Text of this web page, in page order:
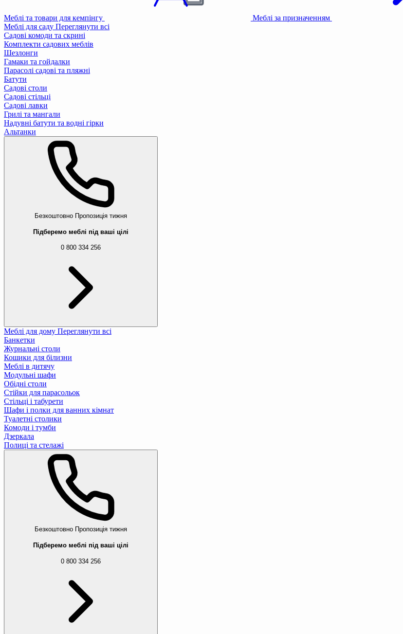
Меблі та товари для кемпінгу
Меблі за призначенням
Меблі для саду Переглянути всі
Садові комоди та скрині
Комплекти садових меблів
Шезлонги
Гамаки та гойдалки
Парасолі садові та пляжні
Батути
Садові столи
Садові стільці
Садові лавки
Грилі та мангали
Надувні батути та водні гірки
Альтанки
Безкоштовно Пропозиція тижня
Підберемо меблі під ваші цілі
0 800 334 256
Меблі для дому Переглянути всі
Банкетки
Журнальні столи
Кошики для білизни
Меблі в дитячу
Модульні шафи
Обідні столи
Стійки для парасольок
Стільці і табурети
Шафи і полки для ванних кімнат
Туалетні столики
Комоди і тумби
Дзеркала
Полиці та стелажі
Безкоштовно Пропозиція тижня
Підберемо меблі під ваші цілі
0 800 334 256